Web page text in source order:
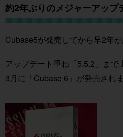
約2年ぶりのメジャーアップ
Cubase5が発売してから早2年が
アップデート重ね「5.5.2」まで
3月に「Cubase 6」が発売され